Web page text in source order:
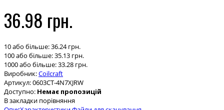
36.98 грн.
10 або більше: 36.24 грн.
100 або більше: 35.13 грн.
1000 або більше: 33.28 грн.
Виробник:Coilcraft
Артикул:0603CT-4N7XJRW
Доступно: Немає пропозицій
В закладки порівняння